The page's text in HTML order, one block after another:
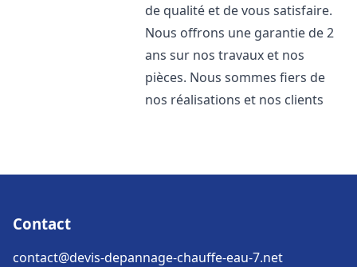
de qualité et de vous satisfaire.
Nous offrons une garantie de 2
ans sur nos travaux et nos
pièces. Nous sommes fiers de
nos réalisations et nos clients
Contact
contact@devis-depannage-chauffe-eau-7.net